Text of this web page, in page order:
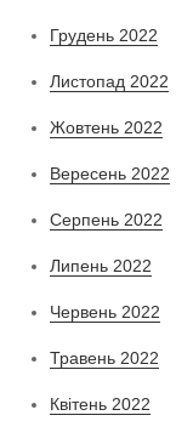
Грудень 2022
Листопад 2022
Жовтень 2022
Вересень 2022
Серпень 2022
Липень 2022
Червень 2022
Травень 2022
Квітень 2022